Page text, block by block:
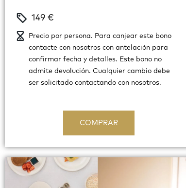
149 €
COMPRAR
Precio por persona. Para canjear este bono
contacte con nosotros con antelación para
confirmar fecha y detalles. Este bono no
admite devolución. Cualquier cambio debe
ser solicitado contactando con nosotros.